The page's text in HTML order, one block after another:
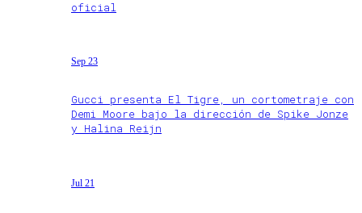
oficial
Sep 23
Gucci presenta El Tigre, un cortometraje con
Demi Moore bajo la dirección de Spike Jonze
y Halina Reijn
Jul 21